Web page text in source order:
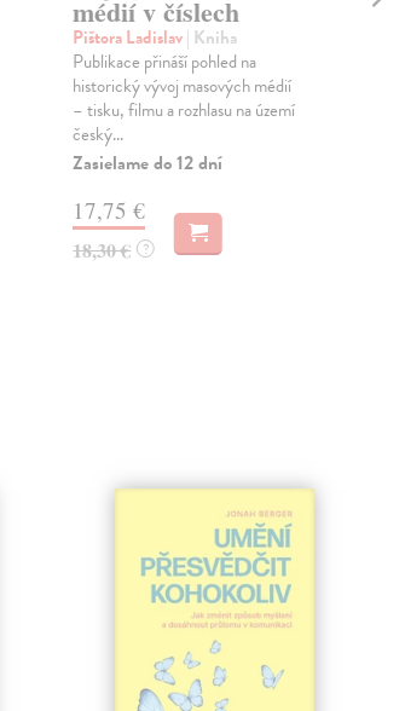
médií v číslech
Pištora Ladislav| Kniha
Publikace přináší pohled na
historický vývoj masových médií
– tisku, filmu a rozhlasu na území
český...
Zasielame do 12 dní
17,75 €
18,30 € ?